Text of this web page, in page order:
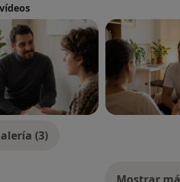
(3)